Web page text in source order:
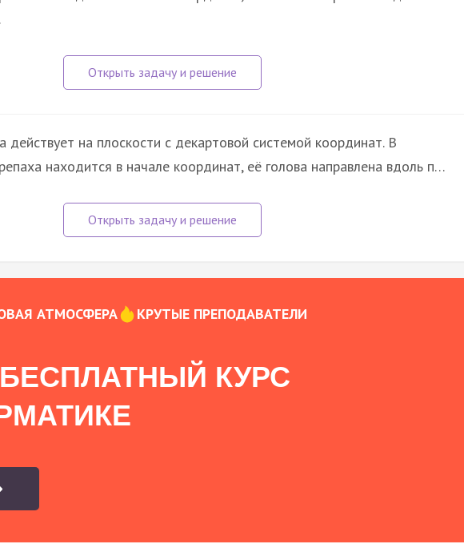
действует на плоскости с декартовой системой координат. В
находится в начале координат, её голова направлена вдоль п…
АТМОСФЕРА КРУТЫЕ ПРЕПОДАВАТЕЛИ
БЕСПЛАТНЫЙ КУРС